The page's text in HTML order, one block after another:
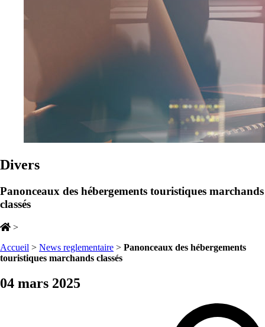
Divers
Panonceaux des hébergements touristiques marchands
classés
>
Accueil > News reglementaire > Panonceaux des hébergements
touristiques marchands classés
04 mars 2025